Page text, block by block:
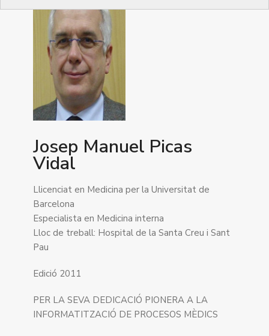
Josep Manuel Picas
Vidal
Llicenciat en Medicina per la Universitat de
Barcelona
Especialista en Medicina interna
Lloc de treball: Hospital de la Santa Creu i Sant
Pau
Edició 2011
PER LA SEVA DEDICACIÓ PIONERA A LA
INFORMATITZACIÓ DE PROCESOS MÈDICS